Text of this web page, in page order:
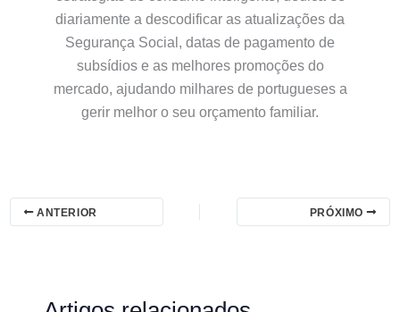
diariamente a descodificar as atualizações da
Segurança Social, datas de pagamento de
subsídios e as melhores promoções do
mercado, ajudando milhares de portugueses a
gerir melhor o seu orçamento familiar.
ANTERIOR PRÓXIMO